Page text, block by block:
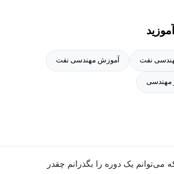
نفت آموزش مهندسی نفت
مهندسی
می‌توانم یک دوره را بگذرانم چقدر